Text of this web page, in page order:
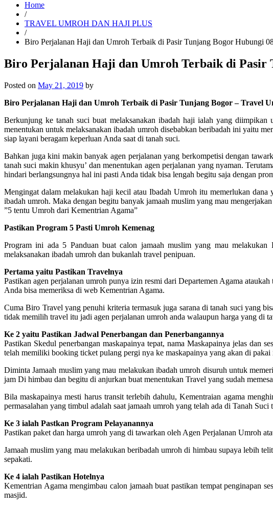
Home
/
TRAVEL UMROH DAN HAJI PLUS
/
Biro Perjalanan Haji dan Umroh Terbaik di Pasir Tunjang Bogor Hubungi
Biro Perjalanan Haji dan Umroh Terbaik di Pasir
Posted on May 21, 2019 by
Biro Perjalanan Haji dan Umroh Terbaik di Pasir Tunjang Bogor – Travel
Berkunjung ke tanah suci buat melaksanakan ibadah haji ialah yang
menentukan untuk melaksanakan ibadah umroh disebabkan beribadah ini yaitu
siap layani beragam keperluan Anda saat di tanah suci.
Bahkan juga kini makin banyak agen perjalanan yang berkompetisi dengan
tanah suci makin khusyu’ dan menentukan agen perjalanan yang nyaman.
hindari berlangsungnya hal ini pasti Anda tidak bisa lengah begitu saja dengan
Mengingat dalam melakukan haji kecil atau Ibadah Umroh itu memerlukan
ibadah umroh. Maka dengan begitu banyak jamaah muslim yang mau
”5 tentu Umroh dari Kementrian Agama”
Pastikan Program 5 Pasti Umroh Kemenag
Program ini ada 5 Panduan buat calon jamaah muslim yang mau
melaksanakan ibadah umroh dan bukanlah travel penipuan.
Pertama yaitu Pastikan Travelnya
Pastikan agen perjalanan umroh punya izin resmi dari Departemen Agama ataukah
Anda bisa memeriksa di web Kementrian Agama.
Cuma Biro Travel yang penuhi kriteria termasuk juga sarana di tanah suci yang
tidak memilih travel itu jadi agen perjalanan umroh anda walaupun harga yang di
Ke 2 yaitu Pastikan Jadwal Penerbangan dan Penerbangannya
Pastikan Skedul penerbangan maskapainya tepat, nama Maskapainya jelas dan
telah memiliki booking ticket pulang pergi nya ke maskapainya yang akan di
Diminta Jamaah muslim yang mau melakukan ibadah umroh disuruh untuk
jam Di himbau dan begitu di anjurkan buat menentukan Travel yang sudah
Bila maskapainya mesti harus transit terlebih dahulu, Kementraian agama
permasalahan yang timbul adalah saat jamaah umroh yang telah ada di Tanah
Ke 3 ialah Pastkan Program Pelayanannya
Pastikan paket dan harga umroh yang di tawarkan oleh Agen Perjalanan Umroh
Jamaah muslim yang mau melakukan beribadah umroh di himbau supaya lebih
sepakati.
Ke 4 ialah Pastikan Hotelnya
Kementrian Agama mengimbau calon jamaah buat pastikan tempat penginapan
masjid.